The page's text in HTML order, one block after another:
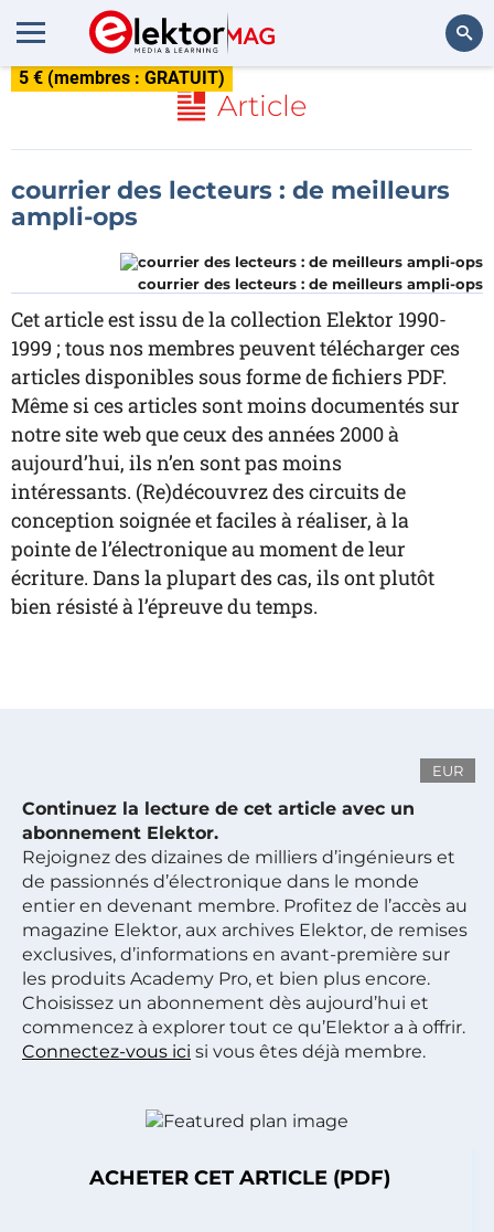
5 € (membres : GRATUIT)
Article
courrier des lecteurs : de meilleurs
ampli-ops
courrier des lecteurs : de meilleurs ampli-ops
Cet article est issu de la collection Elektor 1990-
1999 ; tous nos membres peuvent télécharger ces
articles disponibles sous forme de fichiers PDF.
Même si ces articles sont moins documentés sur
notre site web que ceux des années 2000 à
aujourd’hui, ils n’en sont pas moins
intéressants. (Re)découvrez des circuits de
conception soignée et faciles à réaliser, à la
pointe de l’électronique au moment de leur
écriture. Dans la plupart des cas, ils ont plutôt
bien résisté à l’épreuve du temps.
EUR
Continuez la lecture de cet article avec un
abonnement Elektor.
Rejoignez des dizaines de milliers d’ingénieurs et
de passionnés d’électronique dans le monde
entier en devenant membre. Profitez de l’accès au
magazine Elektor, aux archives Elektor, de remises
exclusives, d’informations en avant-première sur
les produits Academy Pro, et bien plus encore.
Choisissez un abonnement dès aujourd’hui et
commencez à explorer tout ce qu’Elektor a à offrir.
Connectez-vous ici si vous êtes déjà membre.
ACHETER CET ARTICLE (PDF)